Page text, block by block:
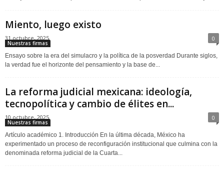
Miento, luego existo
31 octubre, 2025 0
Nuestras firmas
Ensayo sobre la era del simulacro y la política de la posverdad Durante siglos,
la verdad fue el horizonte del pensamiento y la base de...
La reforma judicial mexicana: ideología,
tecnopolítica y cambio de élites en...
10 octubre, 2025 0
Nuestras firmas
Artículo académico 1. Introducción En la última década, México ha
experimentado un proceso de reconfiguración institucional que culmina con la
denominada reforma judicial de la Cuarta...